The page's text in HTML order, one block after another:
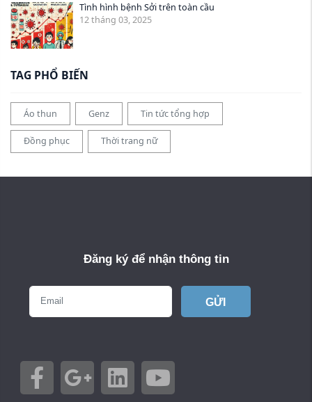
Tình hình bệnh Sởi trên toàn cầu
12 tháng 03, 2025
TAG PHỔ BIẾN
Áo thun Genz Tin tức tổng hợp
Đồng phục Thời trang nữ
Đăng ký để nhận thông tin
GỬI